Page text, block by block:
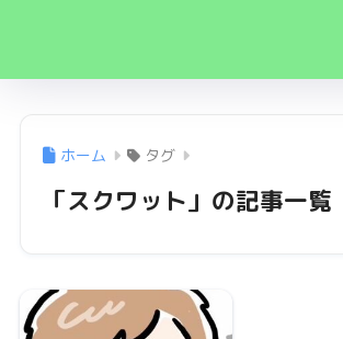
ホーム タグ
「スクワット」の記事一覧